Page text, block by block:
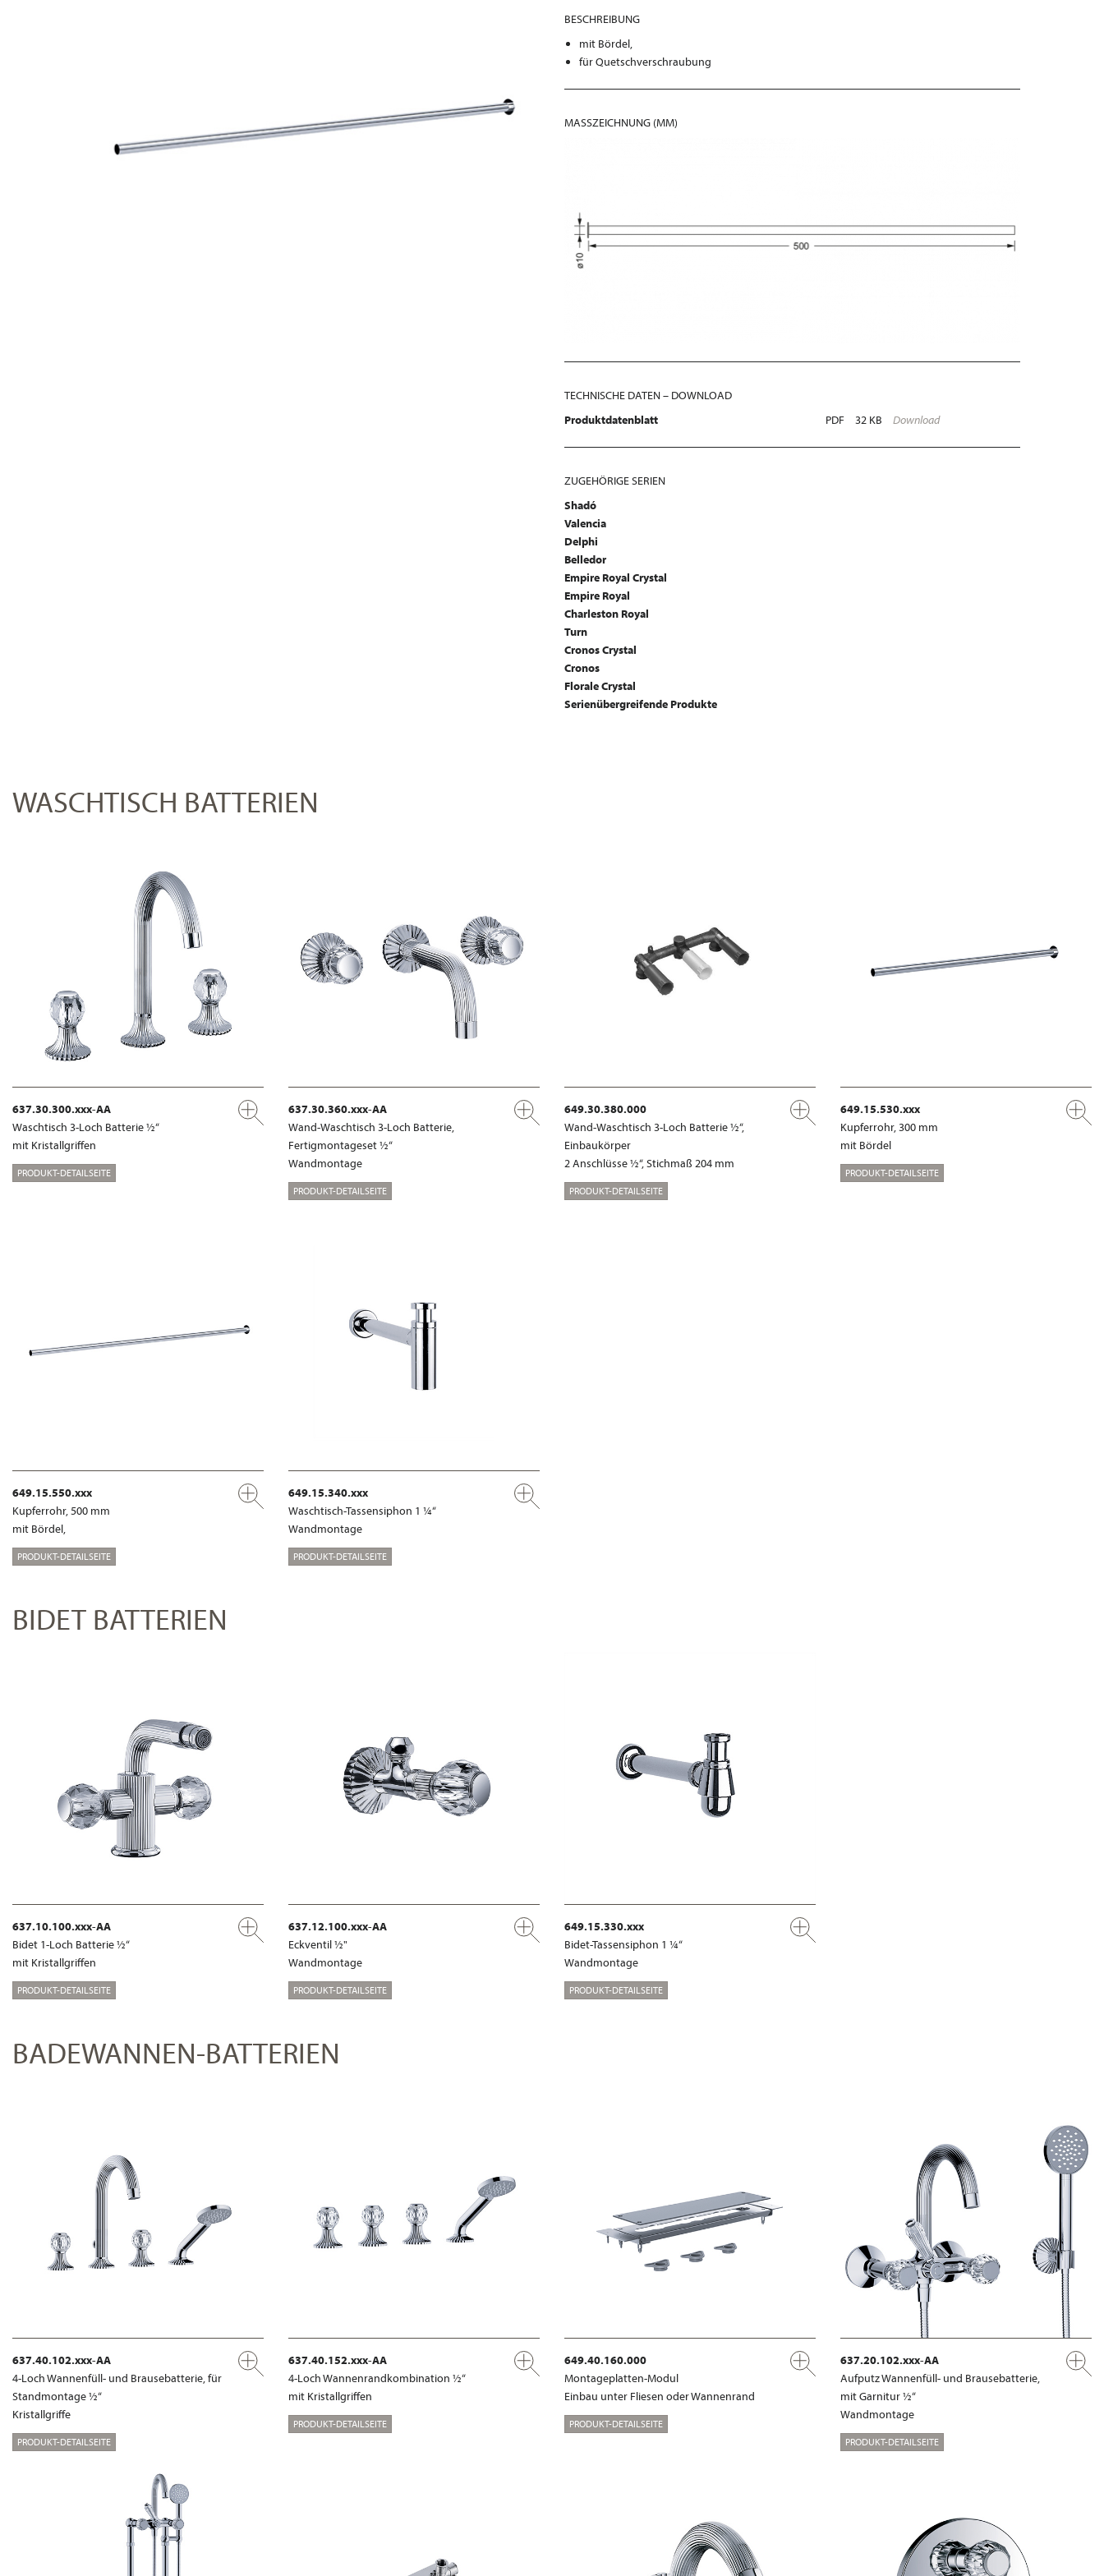
BESCHREIBUNG
mit Bördel,
für Quetschverschraubung
MASSZEICHNUNG (MM)
TECHNISCHE DATEN – DOWNLOAD
Produktdatenblatt
PDF 32 KB Download
ZUGEHÖRIGE SERIEN
Shadó
Valencia
Delphi
Belledor
Empire Royal Crystal
Empire Royal
Charleston Royal
Turn
Cronos Crystal
Cronos
Florale Crystal
Serienübergreifende Produkte
WASCHTISCH BATTERIEN
637.30.300.xxx-AA
Waschtisch 3-Loch Batterie ½“
mit Kristallgriffen
PRODUKT-DETAILSEITE
637.30.360.xxx-AA
Wand-Waschtisch 3-Loch Batterie,
Fertigmontageset ½“
Wandmontage
PRODUKT-DETAILSEITE
649.30.380.000
Wand-Waschtisch 3-Loch Batterie ½“,
Einbaukörper
2 Anschlüsse ½“, Stichmaß 204 mm
PRODUKT-DETAILSEITE
649.15.530.xxx
Kupferrohr, 300 mm
mit Bördel
PRODUKT-DETAILSEITE
649.15.550.xxx
Kupferrohr, 500 mm
mit Bördel,
PRODUKT-DETAILSEITE
649.15.340.xxx
Waschtisch-Tassensiphon 1 ¼“
Wandmontage
PRODUKT-DETAILSEITE
BIDET BATTERIEN
637.10.100.xxx-AA
Bidet 1-Loch Batterie ½“
mit Kristallgriffen
PRODUKT-DETAILSEITE
637.12.100.xxx-AA
Eckventil ½"
Wandmontage
PRODUKT-DETAILSEITE
649.15.330.xxx
Bidet-Tassensiphon 1 ¼“
Wandmontage
PRODUKT-DETAILSEITE
BADEWANNEN-BATTERIEN
637.40.102.xxx-AA
4-Loch Wannenfüll- und Brausebatterie, für
Standmontage ½“
Kristallgriffe
PRODUKT-DETAILSEITE
637.40.152.xxx-AA
4-Loch Wannenrandkombination ½“
mit Kristallgriffen
PRODUKT-DETAILSEITE
649.40.160.000
Montageplatten-Modul
Einbau unter Fliesen oder Wannenrand
PRODUKT-DETAILSEITE
637.20.102.xxx-AA
Aufputz Wannenfüll- und Brausebatterie,
mit Garnitur ½“
Wandmontage
PRODUKT-DETAILSEITE